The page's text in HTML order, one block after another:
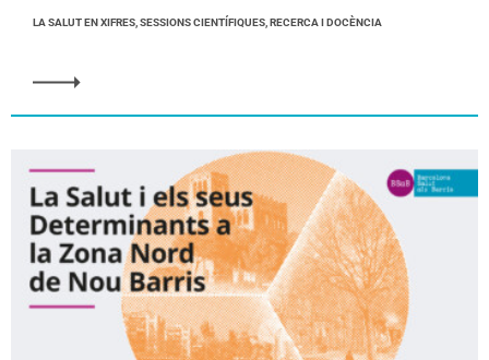
LA SALUT EN XIFRES, SESSIONS CIENTÍFIQUES, RECERCA I DOCÈNCIA